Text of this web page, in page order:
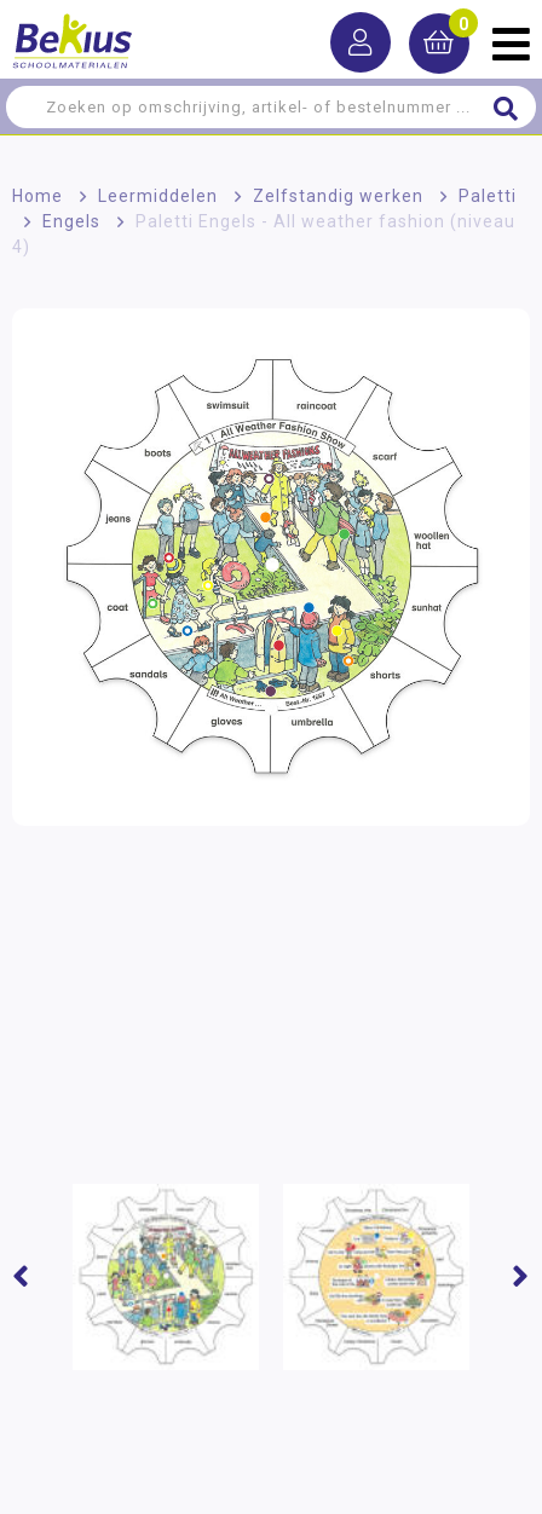
0
Home > Leermiddelen > Zelfstandig werken >
Paletti
>
Engels >
Paletti Engels - All weather fashion (niveau
4)